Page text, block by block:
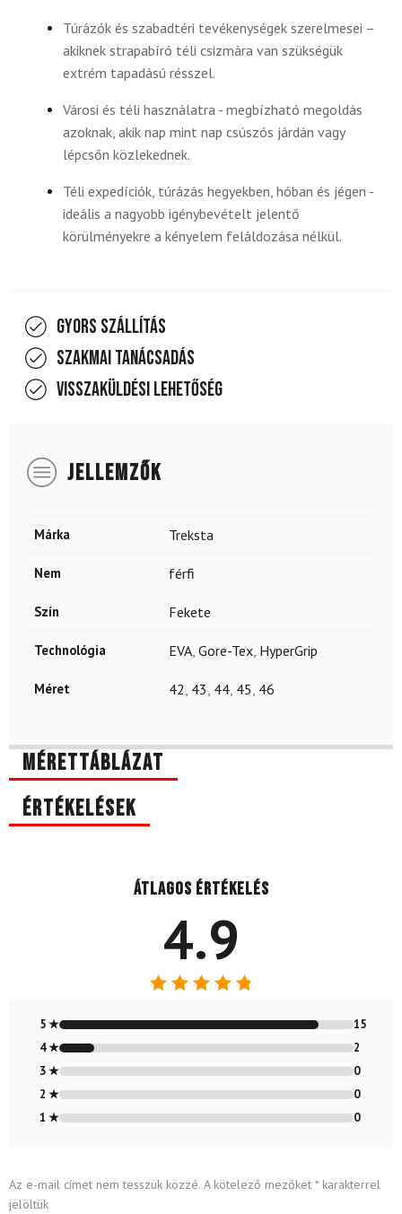
Túrázók és szabadtéri tevékenységek szerelmesei –
akiknek strapabíró téli csizmára van szükségük
extrém tapadású résszel.
Városi és téli használatra - megbízható megoldás
azoknak, akik nap mint nap csúszós járdán vagy
lépcsőn közlekednek.
Téli expedíciók, túrázás hegyekben, hóban és jégen -
ideális a nagyobb igénybevételt jelentő
körülményekre a kényelem feláldozása nélkül.
Gyors szállítás
Szakmai tanácsadás
Visszaküldési lehetőség
JELLEMZŐK
Márka Treksta
Nem férfi
Szín Fekete
Technológia EVA, Gore-Tex, HyperGrip
Méret 42, 43, 44, 45, 46
Mérettáblázat
Értékelések
Átlagos értékelés
4.9
4.88/ 5
5 ★
15
4 ★
2
3 ★
0
2 ★
0
1 ★
0
Az e-mail címet nem tesszük közzé. A kötelező mezőket *karakterrel
jelöltük